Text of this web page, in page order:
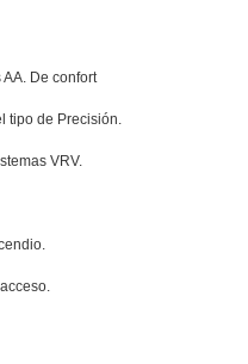
De confort
de Precisión.
VRV.